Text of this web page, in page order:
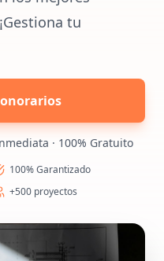
tu
· 100% Gratuito
100% Garantizado
+500 proyectos